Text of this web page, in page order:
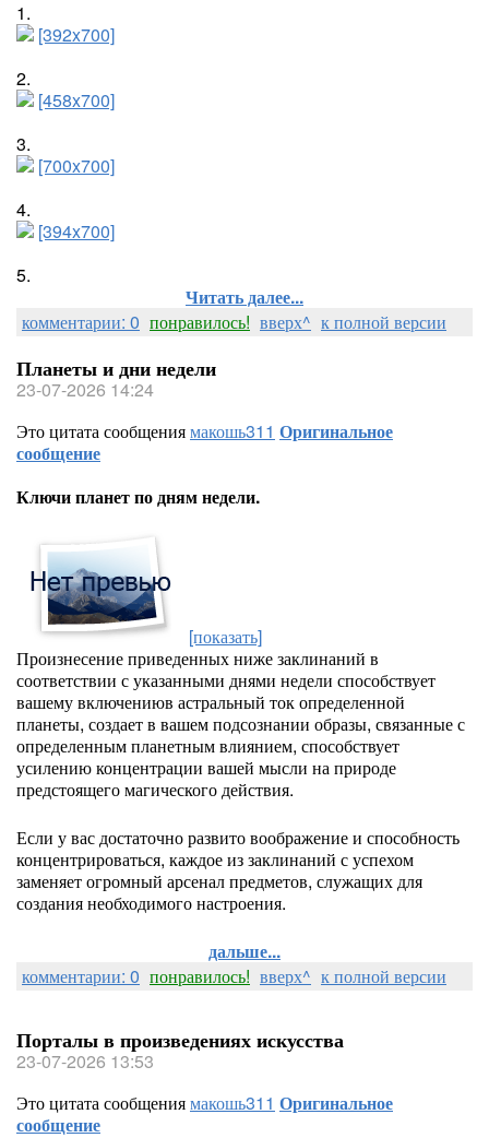
1.
[392x700]
2.
[458x700]
3.
[700x700]
4.
[394x700]
5.
Читать далее...
комментарии: 0 понравилось! вверх^ к полной версии
Планеты и дни недели
23-07-2026 14:24
Это цитата сообщениямакошь311 Оригинальное
сообщение
Ключи планет по дням недели.
[показать]
Произнесение приведенных ниже заклинаний в
соответствии с указанными днями недели способствует
вашему включениюв астральный ток определенной
планеты, создает в вашем подсознании образы, связанные с
определенным планетным влиянием, способствует
усилению концентрации вашей мысли на природе
предстоящего магического действия.
Если у вас достаточно развито воображение и способность
концентрироваться, каждое из заклинаний с успехом
заменяет огромный арсенал предметов, служащих для
создания необходимого настроения.
дальше...
комментарии: 0 понравилось! вверх^ к полной версии
Порталы в произведениях искусства
23-07-2026 13:53
Это цитата сообщениямакошь311 Оригинальное
сообщение